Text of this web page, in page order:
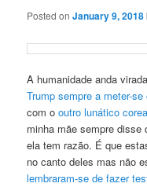
Posted onJanuary 9, 2018
A humanidade anda
Trump sempre a meter-
com ooutro lunático
minha mãe sempre disse
ela tem razão. É que
no canto deles mas não
lembraram-se de fazer